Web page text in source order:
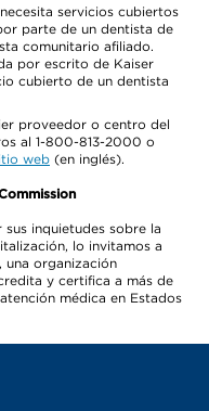
servicios cubiertos
parte de un dentista de
comunitario afiliado.
por escrito de Kaiser
cubierto de un dentista
proveedor o centro del
al 1-800-813-2000 o
web (en inglés).
inquietudes sobre la
lo invitamos a
, una organización
y certifica a más de
médica en Estados